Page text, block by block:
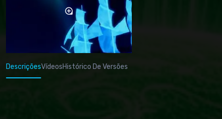
DescriçõesVídeosHistórico De Versões